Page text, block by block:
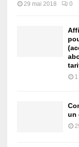
29 mai 2018 0
un